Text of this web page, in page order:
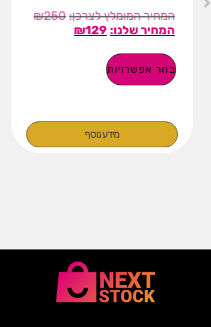
₪250
₪129
בחר אפשרויות
מידע נוסף